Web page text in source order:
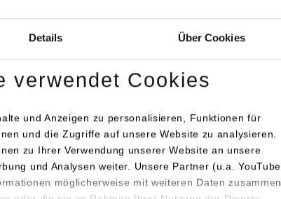
Details Über Cookies
verwendet Cookies
und Anzeigen zu personalisieren, Funktionen für
und die Zugriffe auf unsere Website zu analysieren.
zu Ihrer Verwendung unserer Website an unsere
und Analysen weiter. Unsere Partner (u.a. YouTube,
möglicherweise mit weiteren Daten zusammen,
Einmalig aktivieren
Bemerkungen